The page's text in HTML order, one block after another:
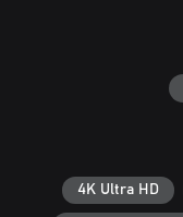
4K Ultra HD